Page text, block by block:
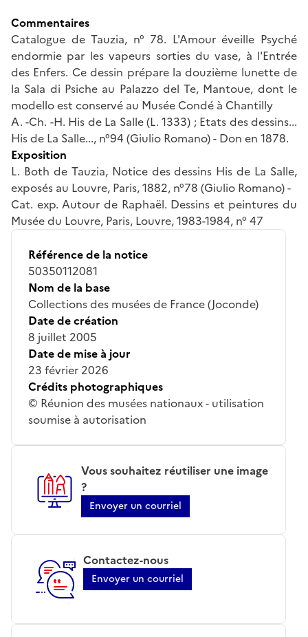
Commentaires
Catalogue de Tauzia, n° 78. L'Amour éveille Psyché
endormie par les vapeurs sorties du vase, à l'Entrée
des Enfers. Ce dessin prépare la douzième lunette de
la Sala di Psiche au Palazzo del Te, Mantoue, dont le
modello est conservé au Musée Condé à Chantilly
A. -Ch. -H. His de La Salle (L. 1333) ; Etats des dessins...
His de La Salle..., n°94 (Giulio Romano) - Don en 1878.
Exposition
L. Both de Tauzia, Notice des dessins His de La Salle,
exposés au Louvre, Paris, 1882, n°78 (Giulio Romano) -
Cat. exp. Autour de Raphaël. Dessins et peintures du
Musée du Louvre, Paris, Louvre, 1983-1984, n° 47
Référence de la notice
50350112081
Nom de la base
Collections des musées de France (Joconde)
Date de création
8 juillet 2005
Date de mise à jour
23 février 2026
Crédits photographiques
© Réunion des musées nationaux - utilisation
soumise à autorisation
Vous souhaitez réutiliser une image
?
Envoyer un courriel
Contactez-nous
Envoyer un courriel